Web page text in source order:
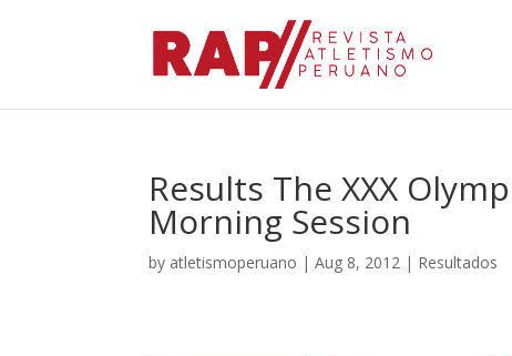
Results The XXX
Morning Session
by atletismoperuano |Aug 8, 2012 | Resultados